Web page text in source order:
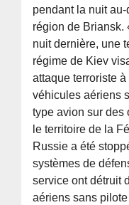
pendant la nuit
région de Briansk.
nuit dernière, une
régime de Kiev
attaque terroriste à
véhicules aériens
type avion sur des
le territoire de la
Russie a été
systèmes de
service ont détruit
aériens sans